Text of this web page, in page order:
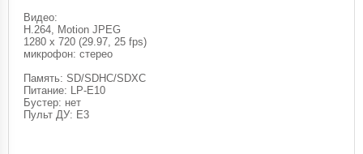
Видео:
H.264, Motion JPEG
1280 x 720 (29.97, 25 fps)
микрофон: стерео
Память: SD/SDHC/SDXC
Питание: LP-E10
Бустер: нет
Пульт ДУ: E3